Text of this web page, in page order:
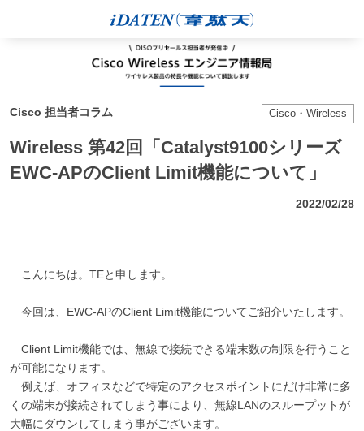
Cisco 担当者コラム Cisco・Wireless
Wireless 第42回「Catalyst9100シリーズ
EWC-APのClient Limit機能について」
2022/02/28
こんにちは。TEと申します。
今回は、EWC-APのClient Limit機能についてご紹介いたします。
Client Limit機能では、無線で接続できる端末数の制限を行うこと
が可能になります。
例えば、オフィスなどで特定のアクセスポイントにだけ非常に多
くの端末が接続されてしまう事により、無線LANのスループットが
大幅にダウンしてしまう事がございます。